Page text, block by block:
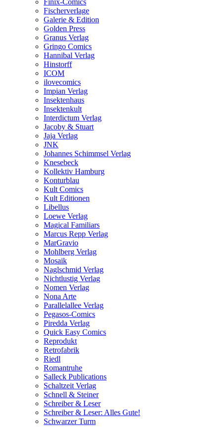
Finix-Comics
Fischerverlage
Galerie & Edition
Golden Press
Granus Verlag
Gringo Comics
Hannibal Verlag
Hinstorff
ICOM
ilovecomics
Impian Verlag
Insektenhaus
Insektenkult
Interdictum Verlag
Jacoby & Stuart
Jaja Verlag
JNK
Johannes Schimmsel Verlag
Knesebeck
Kollektiv Hamburg
Konturblau
Kult Comics
Kult Editionen
Libellus
Loewe Verlag
Magical Familiars
Marcus Repp Verlag
MarGravio
Mohlberg Verlag
Mosaik
Naglschmid Verlag
Nichtlustig Verlag
Nomen Verlag
Nona Arte
Parallelallee Verlag
Pegasos-Comics
Piredda Verlag
Quick Easy Comics
Reprodukt
Retrofabrik
Riedl
Romantruhe
Salleck Publications
Schaltzeit Verlag
Schnell & Steiner
Schreiber & Leser
Schreiber & Leser: Alles Gute!
Schwarzer Turm